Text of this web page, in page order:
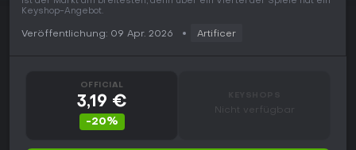
Keyshop-Angebot.
Veröffentlichung: 09 Apr. 2026 Artificer
OFFICIAL
3,19 €
-20%
Nicht verfügbar